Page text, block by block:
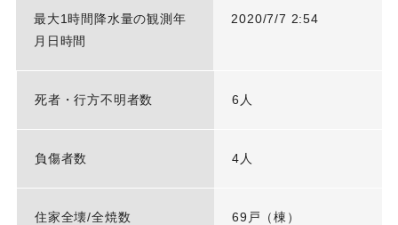
最大1時間降水量の観測年
月日時間
2020/7/7 2:54
死者・行方不明者数 6人
負傷者数 4人
住家全壊/全焼数 69戸（棟）